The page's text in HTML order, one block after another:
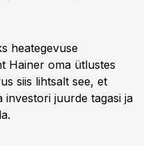
heategevuse
Hainer oma ütlustes
siis lihtsalt see, et
juurde tagasi ja